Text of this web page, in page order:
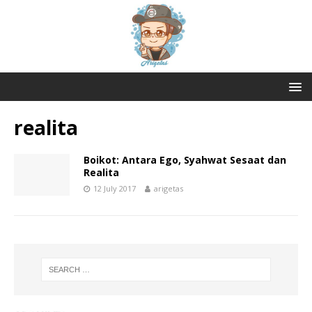
realita
Boikot: Antara Ego, Syahwat Sesaat dan
Realita
12 July 2017 arigetas